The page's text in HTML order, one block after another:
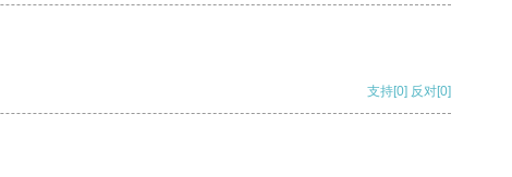
支持[0] 反对[0]